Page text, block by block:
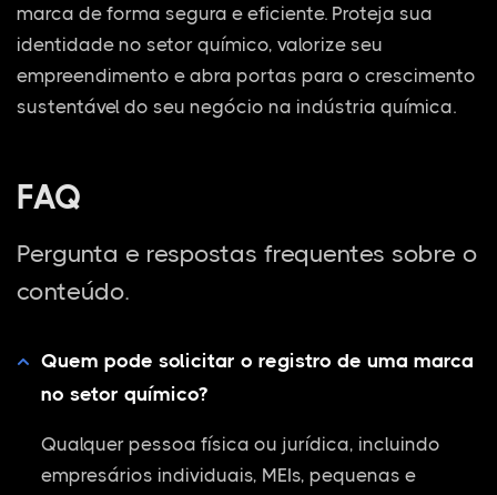
marca de forma segura e eficiente. Proteja sua
identidade no setor químico, valorize seu
empreendimento e abra portas para o crescimento
sustentável do seu negócio na indústria química.
FAQ
Pergunta e respostas frequentes sobre o
conteúdo.
Quem pode solicitar o registro de uma marca
no setor químico?
Qualquer pessoa física ou jurídica, incluindo
empresários individuais, MEIs, pequenas e